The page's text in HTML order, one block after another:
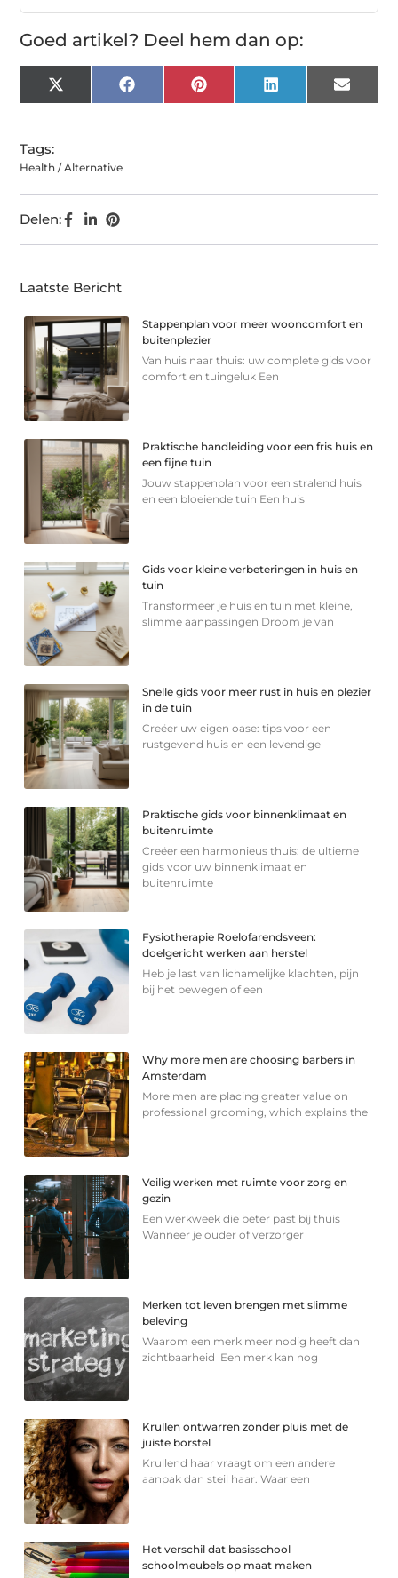
Goed artikel? Deel hem dan op:
X
(Twitter)
Facebook Pinterest LinkedIn Email
Tags:
Health / Alternative
Delen:
Laatste Bericht
Stappenplan voor meer wooncomfort en
buitenplezier
Van huis naar thuis: uw complete gids voor
comfort en tuingeluk Een
Praktische handleiding voor een fris huis en
een fijne tuin
Jouw stappenplan voor een stralend huis
en een bloeiende tuin Een huis
Gids voor kleine verbeteringen in huis en
tuin
Transformeer je huis en tuin met kleine,
slimme aanpassingen Droom je van
Snelle gids voor meer rust in huis en plezier
in de tuin
Creëer uw eigen oase: tips voor een
rustgevend huis en een levendige
Praktische gids voor binnenklimaat en
buitenruimte
Creëer een harmonieus thuis: de ultieme
gids voor uw binnenklimaat en
buitenruimte
Fysiotherapie Roelofarendsveen:
doelgericht werken aan herstel
Heb je last van lichamelijke klachten, pijn
bij het bewegen of een
Why more men are choosing barbers in
Amsterdam
More men are placing greater value on
professional grooming, which explains the
Veilig werken met ruimte voor zorg en
gezin
Een werkweek die beter past bij thuis
Wanneer je ouder of verzorger
Merken tot leven brengen met slimme
beleving
Waarom een merk meer nodig heeft dan
zichtbaarheid Een merk kan nog
Krullen ontwarren zonder pluis met de
juiste borstel
Krullend haar vraagt om een andere
aanpak dan steil haar. Waar een
Het verschil dat basisschool
schoolmeubels op maat maken